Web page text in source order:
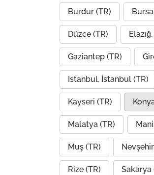
Burdur (TR)
Düzce (TR)
Gaziantep (TR)
Istanbul, İstanbul (TR)
Kayseri (TR)
Malatya (TR)
Muş (TR)
Rize (TR) Sakarya